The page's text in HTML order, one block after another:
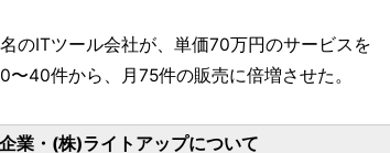
名のITツール会社が、単価70万円のサービスを
〜40件から、月75件の販売に倍増させた。
業・(株)ライトアップについて